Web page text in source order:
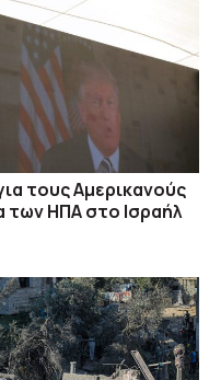
τους Αμερικανούς
των ΗΠΑ στο Ισραήλ